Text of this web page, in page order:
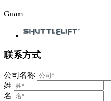
Guam
联系方式
公司名称
姓
名